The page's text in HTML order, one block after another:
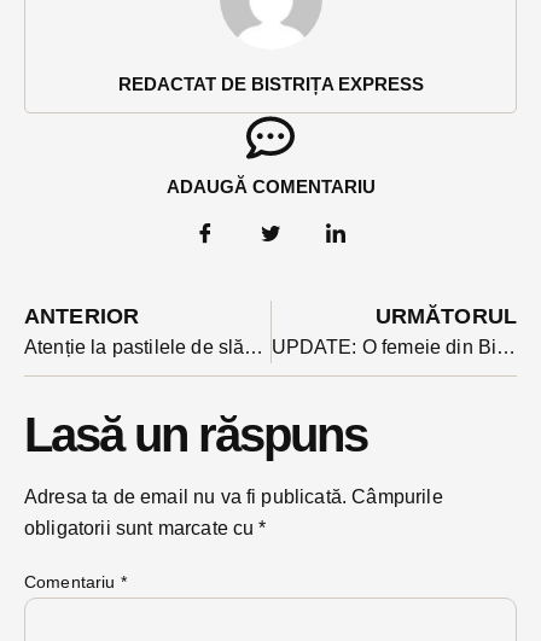
REDACTAT DE BISTRIȚA EXPRESS
ADAUGĂ COMENTARIU
ANTERIOR
Atenție la pastilele de slăbit „Mounjaro”: sunt fake. Producătorii avertizează că numai kiturile injectabile sunt originale
URMĂTORUL
UPDATE: O femeie din Bichigiu (Telciu) a fost ucisă de un urs. Corpul i-a fost găsit lângă cel al unei văcuțe sfâșiate
Lasă un răspuns
Adresa ta de email nu va fi publicată. Câmpurile
obligatorii sunt marcate cu*
Comentariu *